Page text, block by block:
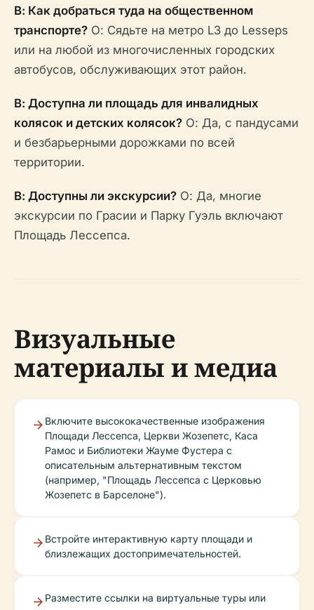
В: Как добраться туда на общественном
транспорте? О: Сядьте на метро L3 до Lesseps
или на любой из многочисленных городских
автобусов, обслуживающих этот район.
В: Доступна ли площадь для инвалидных
колясок и детских колясок? О: Да, с пандусами
и безбарьерными дорожками по всей
территории.
В: Доступны ли экскурсии? О: Да, многие
экскурсии по Грасии и Парку Гуэль включают
Площадь Лессепса.
Визуальные
материалы и медиа
Включите высококачественные изображения
Площади Лессепса, Церкви Жозепетс, Каса
Рамос и Библиотеки Жауме Фустера с
описательным альтернативным текстом
(например, "Площадь Лессепса с Церковью
Жозепетс в Барселоне").
Встройте интерактивную карту площади и
близлежащих достопримечательностей.
Разместите ссылки на виртуальные туры или